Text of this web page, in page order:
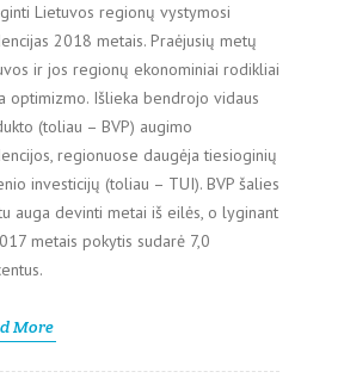
Lietuvos regionų vystymosi
2018 metais. Praėjusių metų
ir jos regionų ekonominiai rodikliai
optimizmo. Išlieka bendrojo vidaus
(toliau – BVP) augimo
regionuose daugėja tiesioginių
investicijų (toliau – TUI). BVP šalies
auga devinti metai iš eilės, o lyginant
metais pokytis sudarė 7,0
More